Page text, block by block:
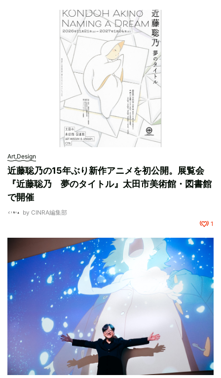
Art,Design
近藤聡乃の15年ぶり新作アニメを初公開。展覧会
『近藤聡乃 夢のタイトル』太田市美術館・図書館
で開催
by CINRA編集部
1